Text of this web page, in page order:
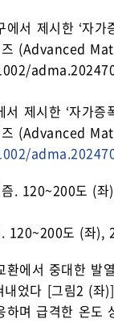
제시한 ‘자가
즈 (Advanced
. 120~200도 (좌),
에서 중대한
었다 [그림2 (
며 급격한 온